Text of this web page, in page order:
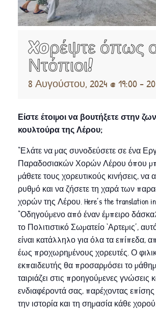
Xoρέψτε όπως
Ντόπιοι!
8 Αυγούστου, 2024 @ 19:00-
Είστε έτοιμοι να βουτήξετε στην
κουλτούρα της Λέρου;
“Ελάτε να μας συνοδεύσετε σε ένα
Παραδοσιακών Χορών Λέρου όπου
μάθετε τους χορευτικούς κινήσεις, να
ρυθμό και να ζήσετε τη χαρά των
χορών της Λέρου. Here’s the translation in
“Οδηγούμενο από έναν έμπειρο
το Πολιτιστικό Σωματείο ‘Αρτεμις’,
είναι κατάλληλο για όλα τα επίπεδα,
έως προχωρημένους χορευτές. Ο
εκπαιδευτής θα προσαρμόσει το
ταιριάζει στις προηγούμενες γνώσεις
ενδιαφέροντά σας, παρέχοντας επίσης
την ιστορία και τη σημασία κάθε